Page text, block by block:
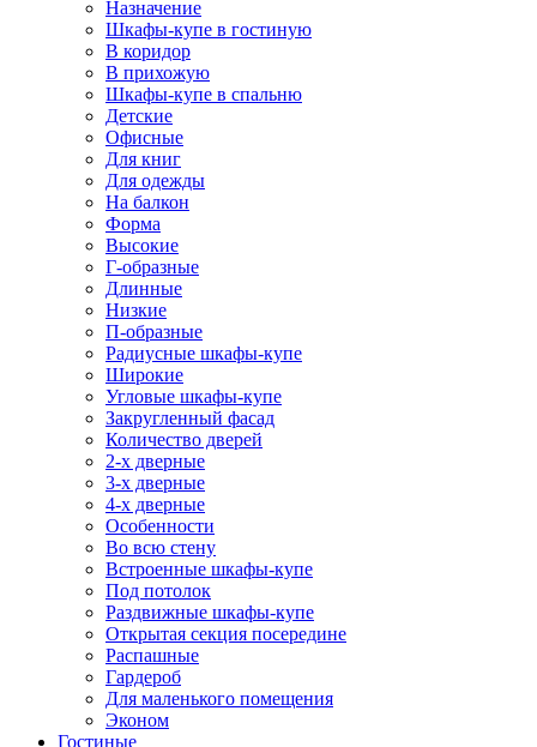
Назначение
Шкафы-купе в гостиную
В коридор
В прихожую
Шкафы-купе в спальню
Детские
Офисные
Для книг
Для одежды
На балкон
Форма
Высокие
Г-образные
Длинные
Низкие
П-образные
Радиусные шкафы-купе
Широкие
Угловые шкафы-купе
Закругленный фасад
Количество дверей
2-х дверные
3-х дверные
4-х дверные
Особенности
Во всю стену
Встроенные шкафы-купе
Под потолок
Раздвижные шкафы-купе
Открытая секция посередине
Распашные
Гардероб
Для маленького помещения
Эконом
Гостиные